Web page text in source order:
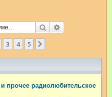
Поиск
3 4 5
прочее радиолюбительское